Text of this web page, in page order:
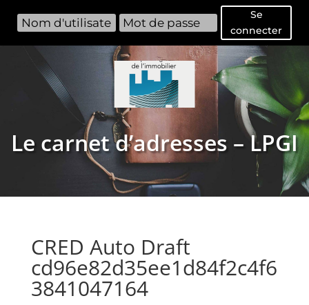
Se
connecter
Le carnet d’adresses – LPGI
CRED Auto Draft
cd96e82d35ee1d84f2c4f6
3841047164